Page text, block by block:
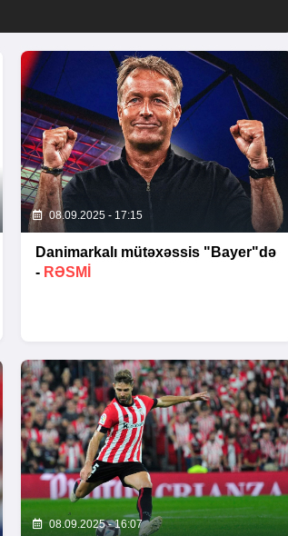
08.09.2025 - 17:15
Danimarkalı mütəxəssis "Bayer"də
- RƏSMI
08.09.2025 - 16:07